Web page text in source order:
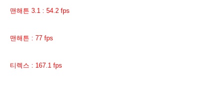
맨해튼 3.1 : 54.2 fps
맨해튼 : 77 fps
티렉스 : 167.1 fps